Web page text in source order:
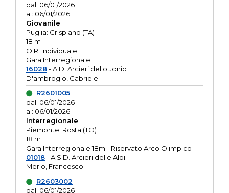
dal: 06/01/2026
al: 06/01/2026
Giovanile
Puglia: Crispiano (TA)
18 m
O.R. Individuale
Gara Interregionale
16028- A.D. Arcieri dello Jonio
D'ambrogio, Gabriele
R2601005
dal: 06/01/2026
al: 06/01/2026
Interregionale
Piemonte: Rosta (TO)
18 m
Gara Interregionale 18m - Riservato Arco Olimpico
01018- A.S.D. Arcieri delle Alpi
Merlo, Francesco
R2603002
dal: 06/01/2026